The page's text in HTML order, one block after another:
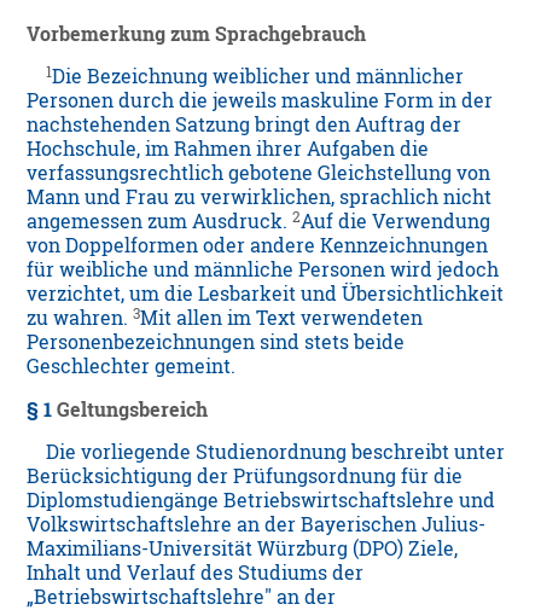
Vorbemerkung zum Sprachgebrauch
1Die Bezeichnung weiblicher und männlicher
Personen durch die jeweils maskuline Form in der
nachstehenden Satzung bringt den Auftrag der
Hochschule, im Rahmen ihrer Aufgaben die
verfassungsrechtlich gebotene Gleichstellung von
Mann und Frau zu verwirklichen, sprachlich nicht
angemessen zum Ausdruck.2Auf die Verwendung
von Doppelformen oder andere Kennzeichnungen
für weibliche und männliche Personen wird jedoch
verzichtet, um die Lesbarkeit und Übersichtlichkeit
zu wahren.3Mit allen im Text verwendeten
Personenbezeichnungen sind stets beide
Geschlechter gemeint.
§ 1 Geltungsbereich
Die vorliegende Studienordnung beschreibt unter
Berücksichtigung der Prüfungsordnung für die
Diplomstudiengänge Betriebswirtschaftslehre und
Volkswirtschaftslehre an der Bayerischen Julius-
Maximilians-Universität Würzburg (DPO) Ziele,
Inhalt und Verlauf des Studiums der
„Betriebswirtschaftslehre" an der